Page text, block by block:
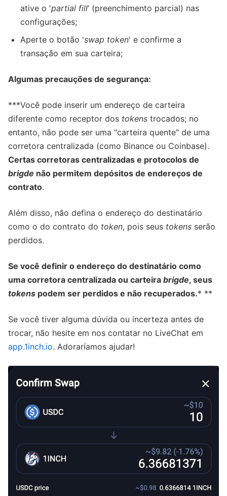
ative o 'partial fill’ (preenchimento parcial) nas
configurações;
Aperte o botão 'swap token' e confirme a
transação em sua carteira;
Algumas precauções de segurança:
***Você pode inserir um endereço de carteira
diferente como receptor dos tokens trocados; no
entanto, não pode ser uma "carteira quente" de uma
corretora centralizada (como Binance ou Coinbase).
Certas corretoras centralizadas e protocolos de
brigde não permitem depósitos de endereços de
contrato.
Além disso, não defina o endereço do destinatário
como o do contrato do token, pois seus tokens serão
perdidos.
Se você definir o endereço do destinatário como
uma corretora centralizada ou carteira brigde, seus
tokens podem ser perdidos e não recuperados.* **
Se você tiver alguma dúvida ou incerteza antes de
trocar, não hesite em nos contatar no LiveChat em
app.1inch.io. Adoraríamos ajudar!